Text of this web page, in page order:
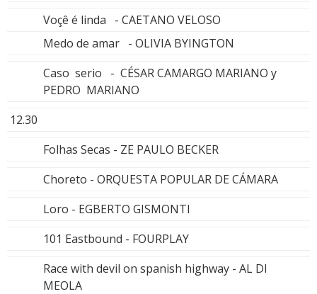
Voçê é linda - CAETANO VELOSO
Medo de amar - OLIVIA BYINGTON
Caso serio - CÉSAR CAMARGO MARIANO y
PEDRO MARIANO
12.30
Folhas Secas - ZE PAULO BECKER
Choreto - ORQUESTA POPULAR DE CÁMARA
Loro - EGBERTO GISMONTI
101 Eastbound - FOURPLAY
Race with devil on spanish highway - AL DI
MEOLA